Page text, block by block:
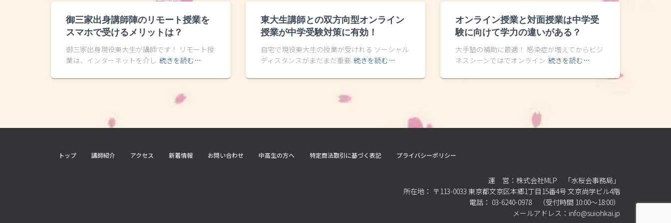
御三家出身講師陣のリモート授業を
スマホで受けるメリットは？
御三家出身現役東大生が講師です！ リモート授
業は、インターネットを介し 続きを読む…
東大生講師との双方向型オンライン
授業が中学受験対策に有効！
自宅で現役東大生の授業が受けれる ソーシャル
ディスタンスがまだまだ重要 続きを読む…
オンライン授業と対面授業は中学受
験に向けて学力の違いがある？
大手塾の補助に最適！ 感染症が増えてからビジ
ネスシーンではでオンライン 続きを読む…
トップ 講師紹介 アクセス 新着情報 お問い合わせ 中高生の方へ 特定商法取引に基づく表記 プライバシーポリシー
運 営：株式会社MLP 「水桜会事務局」
所在地： 〒113-0033 東京都文京区本郷1丁目15番4号 文京尚学ビル4階
電話： 03-6240-0978 （受付時間 10:00～18:00）
メールアドレス：info@suiohkai.jp